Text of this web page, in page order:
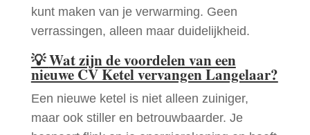
kunt maken van je verwarming. Geen
verrassingen, alleen maar duidelijkheid.
💡Wat zijn de voordelen van een
nieuwe CV Ketel vervangen Langelaar?
Een nieuwe ketel is niet alleen zuiniger,
maar ook stiller en betrouwbaarder. Je